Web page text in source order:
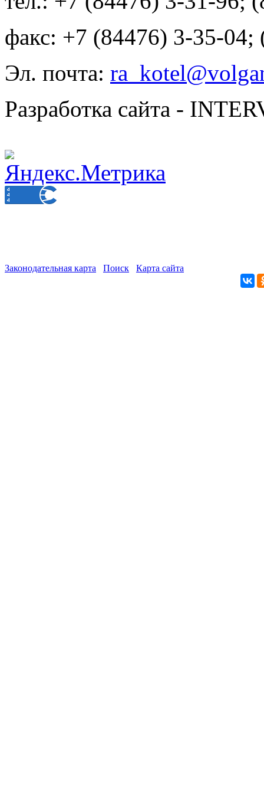
факс: +7 (84476) 3-35-04;
Эл. почта:
Разработка сайта -
Законодательная карта Поиск Карта сайта